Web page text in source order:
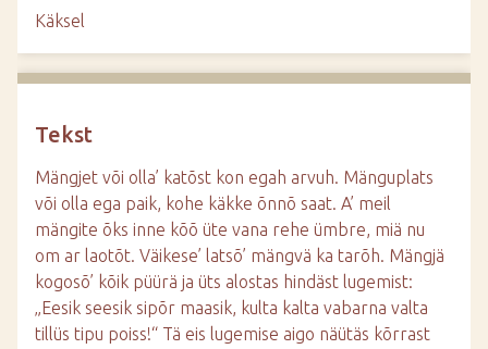
Käksel
Tekst
Mängjet või olla’ katõst kon egah arvuh. Mänguplats
või olla ega paik, kohe käkke õnnõ saat. A’ meil
mängite õks inne kõõ üte vana rehe ümbre, miä nu
om ar laotõt. Väikese’ latsõ’ mängvä ka tarõh. Mängjä
kogosõ’ kõik püürä ja üts alostas hindäst lugemist:
„Eesik seesik sipõr maasik, kulta kalta vabarna valta
tillüs tipu poiss!“ Tä eis lugemise aigo näütäs kõrrast